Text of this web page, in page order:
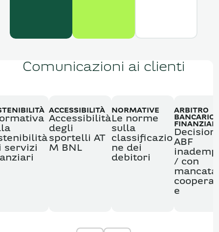
Comunicazioni ai clienti
servizi
ACCESSIBILITÀ
Accessibilità
degli
sportelli AT
M BNL
NORMATIVE
Le norme
sulla
classificazio
ne dei
debitori
ARBITRO
BANCARIO
Decisioni
ABF
/ con
mancata
e